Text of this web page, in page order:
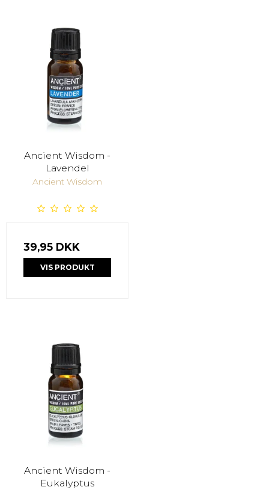
Ancient Wisdom -
Lavendel
Ancient Wisdom
39,95 DKK
VIS PRODUKT
Ancient Wisdom -
Eukalyptus